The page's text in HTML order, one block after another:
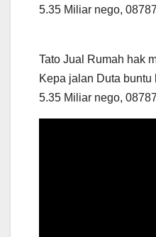
5.35 Miliar nego,
Tato Jual Rumah hak
Kepa jalan Duta buntu
5.35 Miliar nego,